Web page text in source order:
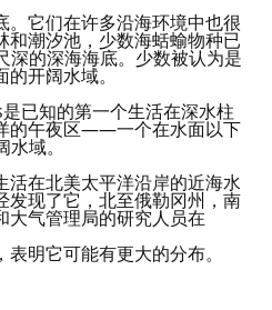
。它们在许多沿海环境中也很
和潮汐池，少数海蛞蝓物种已
深的深海海底。少数被认为是
的开阔水域。
已知的第一个生活在深水柱
的午夜区——一个在水面以下
水域。
活在北美太平洋沿岸的近海水
发现了它，北至俄勒冈州，南
大气管理局的研究人员在
明它可能有更大的分布。